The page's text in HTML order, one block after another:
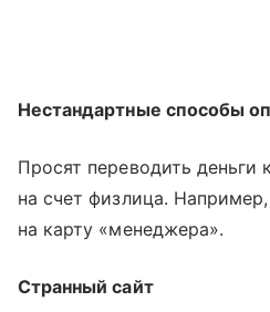
Нестандартные способы
Просят переводить деньги
на счет физлица.
на карту «менеджера».
Странный сайт